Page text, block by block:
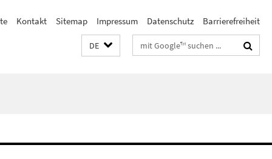
Kontakt Sitemap Impressum Datenschutz Barrierefreiheit
DE Suchbegriffe